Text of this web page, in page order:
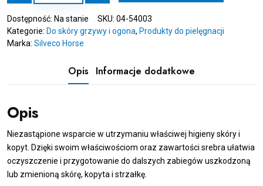
HORSE
Soap
Dostępność: Na stanie SKU: 04-54003
Kategorie: Do skóry grzywy i ogona, Produkty do pielęgnacji
Marka: Silveco Horse
Opis Informacje dodatkowe
Opis
Niezastąpione wsparcie w utrzymaniu właściwej higieny skóry i
kopyt. Dzięki swoim właściwościom oraz zawartości srebra ułatwia
oczyszczenie i przygotowanie do dalszych zabiegów uszkodzoną
lub zmienioną skórę, kopyta i strzałkę.